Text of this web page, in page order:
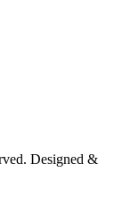
Designed &